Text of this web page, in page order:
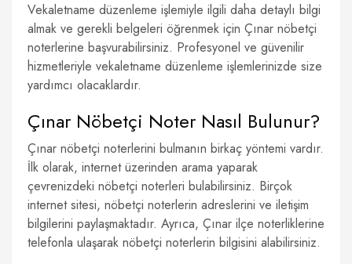
Vekaletname düzenleme işlemiyle ilgili daha detaylı bilgi
almak ve gerekli belgeleri öğrenmek için Çınar nöbetçi
noterlerine başvurabilirsiniz. Profesyonel ve güvenilir
hizmetleriyle vekaletname düzenleme işlemlerinizde size
yardımcı olacaklardır.
Çınar Nöbetçi Noter Nasıl Bulunur?
Çınar nöbetçi noterlerini bulmanın birkaç yöntemi vardır.
İlk olarak, internet üzerinden arama yaparak
çevrenizdeki nöbetçi noterleri bulabilirsiniz. Birçok
internet sitesi, nöbetçi noterlerin adreslerini ve iletişim
bilgilerini paylaşmaktadır. Ayrıca, Çınar ilçe noterliklerine
telefonla ulaşarak nöbetçi noterlerin bilgisini alabilirsiniz.